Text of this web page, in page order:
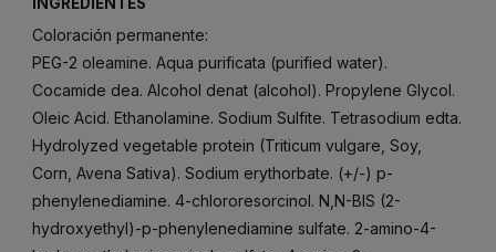
Coloración permanente:
PEG-2 oleamine. Aqua purificata (purified water).
Cocamide dea. Alcohol denat (alcohol). Propylene Glycol.
Oleic Acid. Ethanolamine. Sodium Sulfite. Tetrasodium edta.
Hydrolyzed vegetable protein (Triticum vulgare, Soy,
Corn, Avena Sativa). Sodium erythorbate. (+/-) p-
phenylenediamine. 4-chlororesorcinol. N,N-BIS (2-
hydroxyethyl)-p-phenylenediamine sulfate. 2-amino-4-